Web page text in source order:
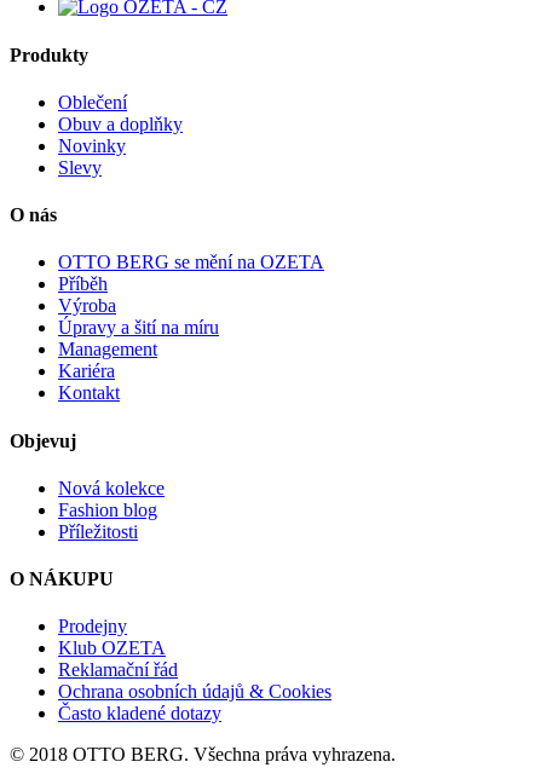
Produkty
Oblečení
Obuv a doplňky
Novinky
Slevy
O nás
OTTO BERG se mění na OZETA
Příběh
Výroba
Úpravy a šití na míru
Management
Kariéra
Kontakt
Objevuj
Nová kolekce
Fashion blog
Příležitosti
O NÁKUPU
Prodejny
Klub OZETA
Reklamační řád
Ochrana osobních údajů & Cookies
Často kladené dotazy
© 2018 OTTO BERG. Všechna práva vyhrazena.